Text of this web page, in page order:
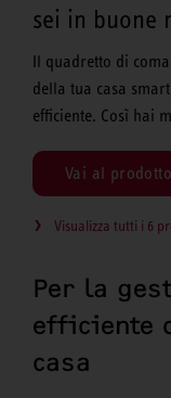
sei in buone
Il quadretto di
della tua casa
efficiente. Così hai
Vai al prodotto
Visualizza tutti i 6
Per la
efficiente
casa